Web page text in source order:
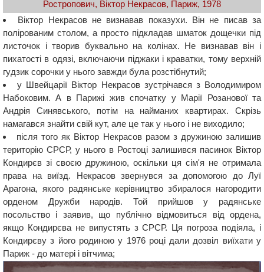
Ростропович, Віктор Некрасов, Париж, 1978
Віктор Некрасов не визнавав показухи. Він не писав за
полірованим столом, а просто підкладав шматок дощечки під
листочок і творив буквально на колінах. Не визнавав він і
пихатості в одязі, включаючи піджаки і краватки, тому верхній
гудзик сорочки у нього завжди була розстібнутий;
у Швейцарії Віктор Некрасов зустрічався з Володимиром
Набоковим. А в Парижі жив спочатку у Марії Розанової та
Андрія Синявського, потім на найманих квартирах. Скрізь
намагався знайти свій кут, але це так у нього і не виходило;
після того як Віктор Некрасов разом з дружиною залишив
територію СРСР, у нього в Ростоці залишився пасинок Віктор
Кондирєв зі своєю дружиною, оскільки ця сім'я не отримала
права на виїзд. Некрасов звернувся за допомогою до Луї
Арагона, якого радянське керівництво збиралося нагородити
орденом Дружби народів. Той прийшов у радянське
посольство і заявив, що публічно відмовиться від ордена,
якщо Кондирєва не випустять з СРСР. Ця погроза подіяла, і
Кондирєву з його родиною у 1976 році дали дозвіл виїхати у
Париж - до матері і вітчима;